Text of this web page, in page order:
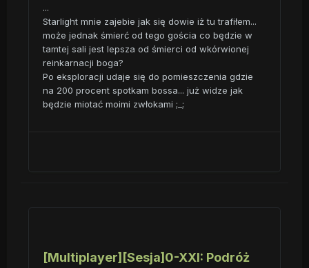
...
Starlight mnie zajebie jak się dowie iż tu trafiłem...
może jednak śmierć od tego gościa co będzie w
tamtej sali jest lepsza od śmierci od wkórwionej
reinkarnacji boga?
Po eksploracji udaje się do pomieszczenia gdzie
na 200 procent spotkam bossa... już widze jak
będzie miotać moimi zwłokami ;_;
[Multiplayer][Sesja]0-XXI: Podróż